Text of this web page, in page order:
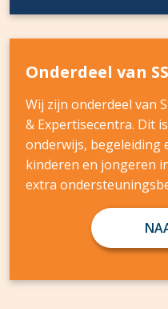
Onderdeel van
Wij zijn onderdeel van
& Expertisecentra. Dit
onderwijs, begeleiding
kinderen en jongeren
extra